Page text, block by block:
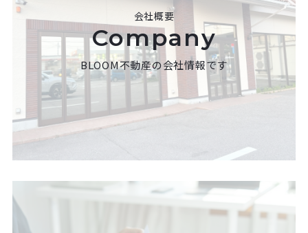
会社概要
Company
BLOOM不動産の会社情報です